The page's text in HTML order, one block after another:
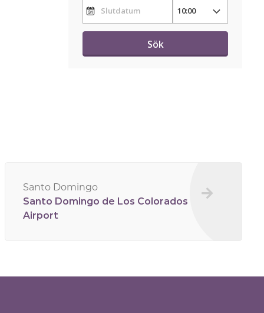
Sök
Santo Domingo
Santo Domingo de Los Colorados
Airport